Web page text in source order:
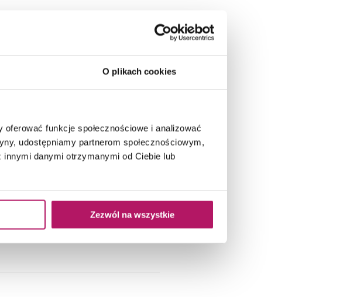
O plikach cookies
funkcje społecznościowe i analizować
udostępniamy partnerom społecznościowym,
danymi otrzymanymi od Ciebie lub
Zezwól na wszystkie
wiórowa